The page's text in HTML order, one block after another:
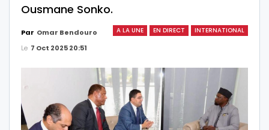
Ousmane Sonko.
A LA UNE EN DIRECT INTERNATIONAL
Par Omar Bendouro
Le 7 Oct 2025 20:51